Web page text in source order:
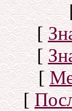
[
[
[
[